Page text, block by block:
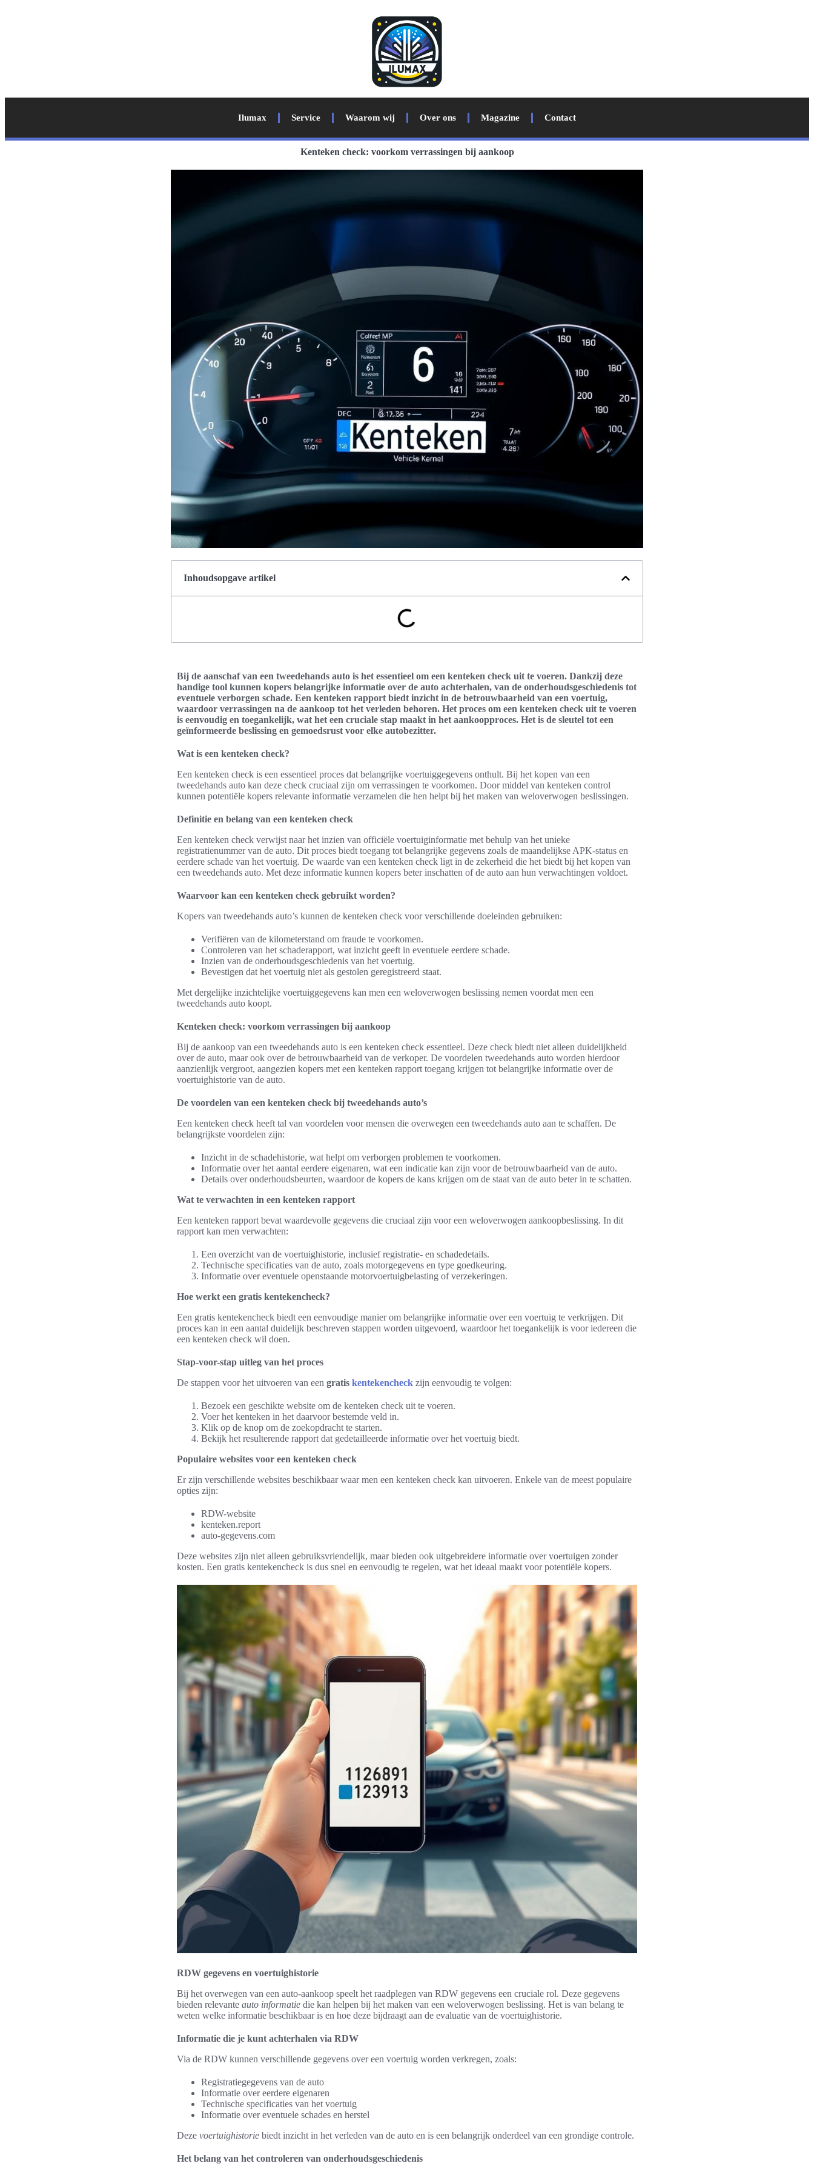
Ilumax Service Waarom wij Over ons Magazine Contact
Kenteken check: voorkom verrassingen bij aankoop
Inhoudsopgave artikel
Bij de aanschaf van een tweedehands auto is het essentieel om een kenteken check uit te voeren. Dankzij deze
handige tool kunnen kopers belangrijke informatie over de auto achterhalen, van de onderhoudsgeschiedenis tot
eventuele verborgen schade. Een kenteken rapport biedt inzicht in de betrouwbaarheid van een voertuig,
waardoor verrassingen na de aankoop tot het verleden behoren. Het proces om een kenteken check uit te voeren
is eenvoudig en toegankelijk, wat het een cruciale stap maakt in het aankoopproces. Het is de sleutel tot een
geïnformeerde beslissing en gemoedsrust voor elke autobezitter.
Wat is een kenteken check?
Een kenteken check is een essentieel proces dat belangrijke voertuiggegevens onthult. Bij het kopen van een
tweedehands auto kan deze check cruciaal zijn om verrassingen te voorkomen. Door middel van kenteken control
kunnen potentiële kopers relevante informatie verzamelen die hen helpt bij het maken van weloverwogen beslissingen.
Definitie en belang van een kenteken check
Een kenteken check verwijst naar het inzien van officiële voertuiginformatie met behulp van het unieke
registratienummer van de auto. Dit proces biedt toegang tot belangrijke gegevens zoals de maandelijkse APK-status en
eerdere schade van het voertuig. De waarde van een kenteken check ligt in de zekerheid die het biedt bij het kopen van
een tweedehands auto. Met deze informatie kunnen kopers beter inschatten of de auto aan hun verwachtingen voldoet.
Waarvoor kan een kenteken check gebruikt worden?
Kopers van tweedehands auto’s kunnen de kenteken check voor verschillende doeleinden gebruiken:
Verifiëren van de kilometerstand om fraude te voorkomen.
Controleren van het schaderapport, wat inzicht geeft in eventuele eerdere schade.
Inzien van de onderhoudsgeschiedenis van het voertuig.
Bevestigen dat het voertuig niet als gestolen geregistreerd staat.
Met dergelijke inzichtelijke voertuiggegevens kan men een weloverwogen beslissing nemen voordat men een
tweedehands auto koopt.
Kenteken check: voorkom verrassingen bij aankoop
Bij de aankoop van een tweedehands auto is een kenteken check essentieel. Deze check biedt niet alleen duidelijkheid
over de auto, maar ook over de betrouwbaarheid van de verkoper. De voordelen tweedehands auto worden hierdoor
aanzienlijk vergroot, aangezien kopers met een kenteken rapport toegang krijgen tot belangrijke informatie over de
voertuighistorie van de auto.
De voordelen van een kenteken check bij tweedehands auto’s
Een kenteken check heeft tal van voordelen voor mensen die overwegen een tweedehands auto aan te schaffen. De
belangrijkste voordelen zijn:
Inzicht in de schadehistorie, wat helpt om verborgen problemen te voorkomen.
Informatie over het aantal eerdere eigenaren, wat een indicatie kan zijn voor de betrouwbaarheid van de auto.
Details over onderhoudsbeurten, waardoor de kopers de kans krijgen om de staat van de auto beter in te schatten.
Wat te verwachten in een kenteken rapport
Een kenteken rapport bevat waardevolle gegevens die cruciaal zijn voor een weloverwogen aankoopbeslissing. In dit
rapport kan men verwachten:
Een overzicht van de voertuighistorie, inclusief registratie- en schadedetails.
Technische specificaties van de auto, zoals motorgegevens en type goedkeuring.
Informatie over eventuele openstaande motorvoertuigbelasting of verzekeringen.
Hoe werkt een gratis kentekencheck?
Een gratis kentekencheck biedt een eenvoudige manier om belangrijke informatie over een voertuig te verkrijgen. Dit
proces kan in een aantal duidelijk beschreven stappen worden uitgevoerd, waardoor het toegankelijk is voor iedereen die
een kenteken check wil doen.
Stap-voor-stap uitleg van het proces
De stappen voor het uitvoeren van een gratis kentekencheck zijn eenvoudig te volgen:
Bezoek een geschikte website om de kenteken check uit te voeren.
Voer het kenteken in het daarvoor bestemde veld in.
Klik op de knop om de zoekopdracht te starten.
Bekijk het resulterende rapport dat gedetailleerde informatie over het voertuig biedt.
Populaire websites voor een kenteken check
Er zijn verschillende websites beschikbaar waar men een kenteken check kan uitvoeren. Enkele van de meest populaire
opties zijn:
RDW-website
kenteken.report
auto-gegevens.com
Deze websites zijn niet alleen gebruiksvriendelijk, maar bieden ook uitgebreidere informatie over voertuigen zonder
kosten. Een gratis kentekencheck is dus snel en eenvoudig te regelen, wat het ideaal maakt voor potentiële kopers.
RDW gegevens en voertuighistorie
Bij het overwegen van een auto-aankoop speelt het raadplegen van RDW gegevens een cruciale rol. Deze gegevens
bieden relevante auto informatie die kan helpen bij het maken van een weloverwogen beslissing. Het is van belang te
weten welke informatie beschikbaar is en hoe deze bijdraagt aan de evaluatie van de voertuighistorie.
Informatie die je kunt achterhalen via RDW
Via de RDW kunnen verschillende gegevens over een voertuig worden verkregen, zoals:
Registratiegegevens van de auto
Informatie over eerdere eigenaren
Technische specificaties van het voertuig
Informatie over eventuele schades en herstel
Deze voertuighistorie biedt inzicht in het verleden van de auto en is een belangrijk onderdeel van een grondige controle.
Het belang van het controleren van onderhoudsgeschiedenis